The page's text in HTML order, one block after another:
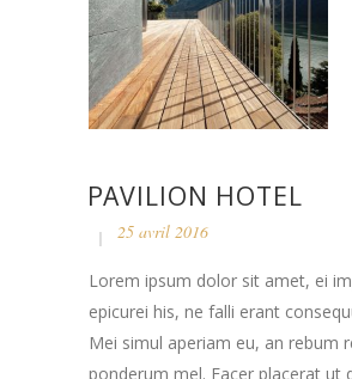
PAVILION HOTEL
25 avril 2016
Lorem ipsum dolor sit amet, ei
epicurei his, ne falli erant
Mei simul aperiam eu, an rebum
ponderum mel. Facer placerat ut